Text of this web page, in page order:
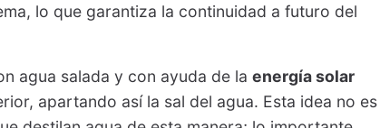
lo que garantiza la continuidad a futuro del
agua salada y con ayuda de la energía solar
apartando así la sal del agua. Esta idea no es